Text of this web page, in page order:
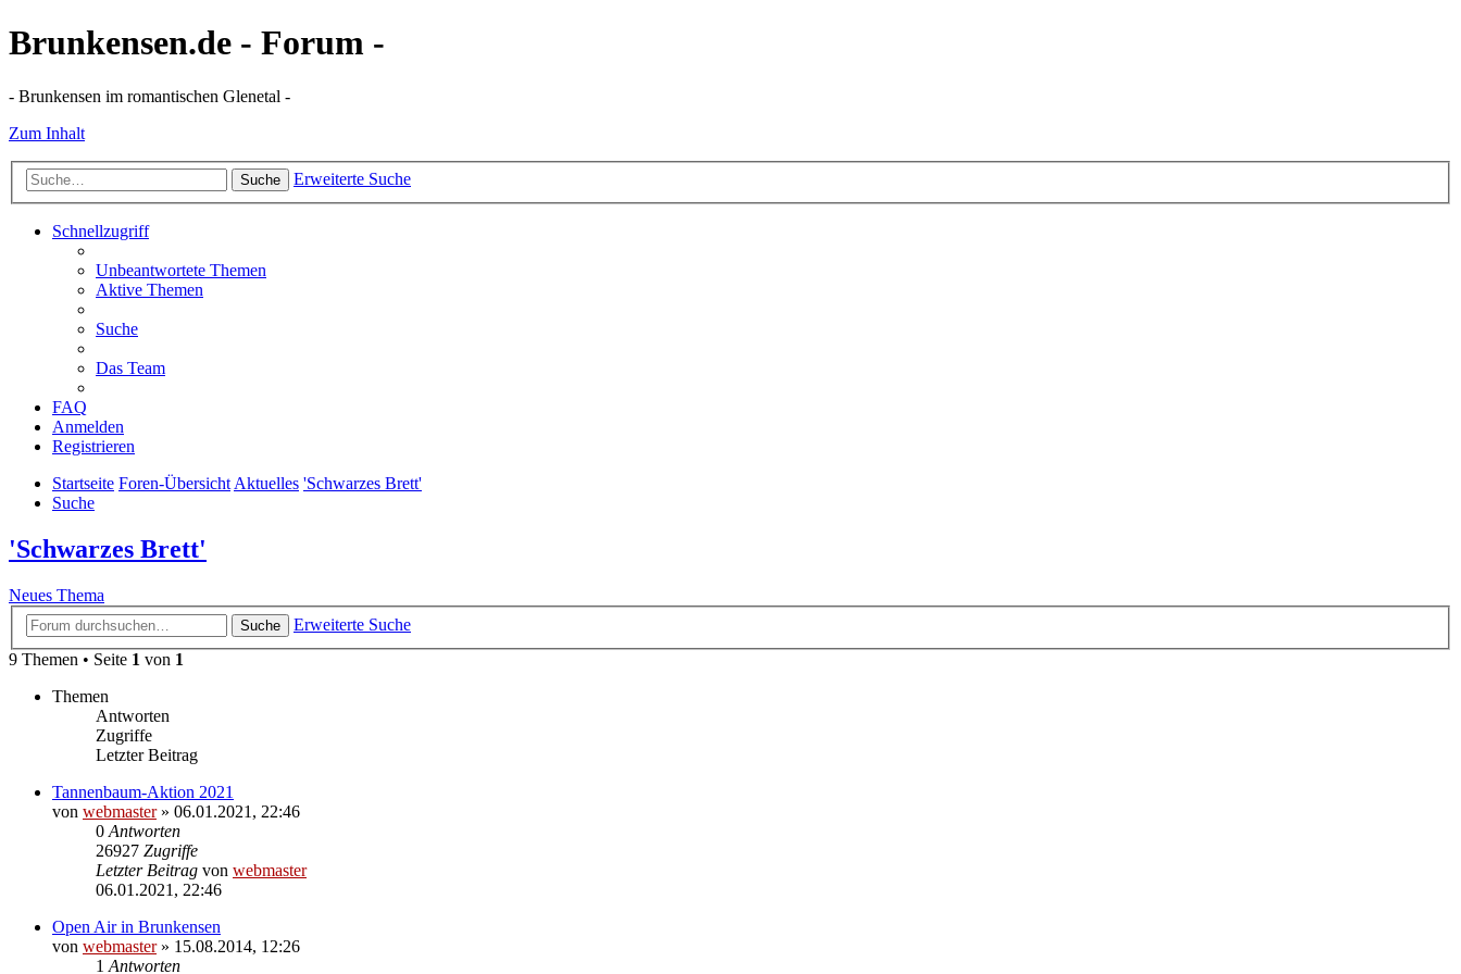
Brunkensen.de - Forum -
- Brunkensen im romantischen Glenetal -
Zum Inhalt
Suche Erweiterte Suche
Schnellzugriff
Unbeantwortete Themen
Aktive Themen
Suche
Das Team
FAQ
Anmelden
Registrieren
Startseite Foren-ÜbersichtAktuelles 'Schwarzes Brett'
Suche
'Schwarzes Brett'
Neues Thema
Suche
Erweiterte Suche
9 Themen • Seite 1 von 1
Themen
Antworten
Zugriffe
Letzter Beitrag
Tannenbaum-Aktion 2021
von webmaster» 06.01.2021, 22:46
0 Antworten
26927 Zugriffe
Letzter Beitrag von webmaster
06.01.2021, 22:46
Open Air in Brunkensen
von webmaster» 15.08.2014, 12:26
1 Antworten